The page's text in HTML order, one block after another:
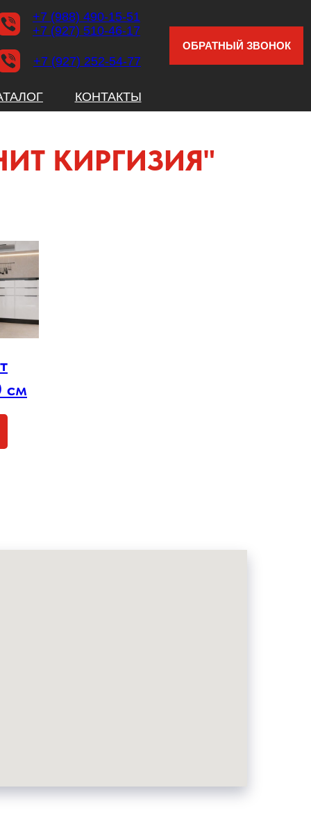
+7 (988) 490-15-51
+7 (927) 510-46-17
ОБРАТНЫЙ ЗВОНОК
КОНТАКТЫ
+7 (927) 252-54-77
КИРГИЗИЯ"
см